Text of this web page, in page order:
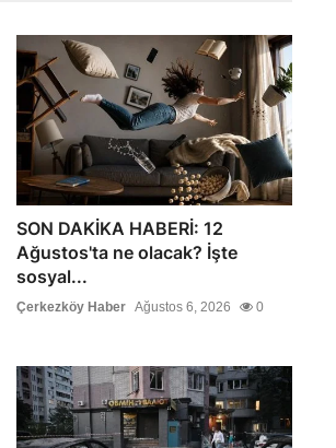
SON DAKİKA HABERİ: 12
Ağustos'ta ne olacak? İşte
sosyal...
Çerkezköy Haber Ağustos 6, 2026 0